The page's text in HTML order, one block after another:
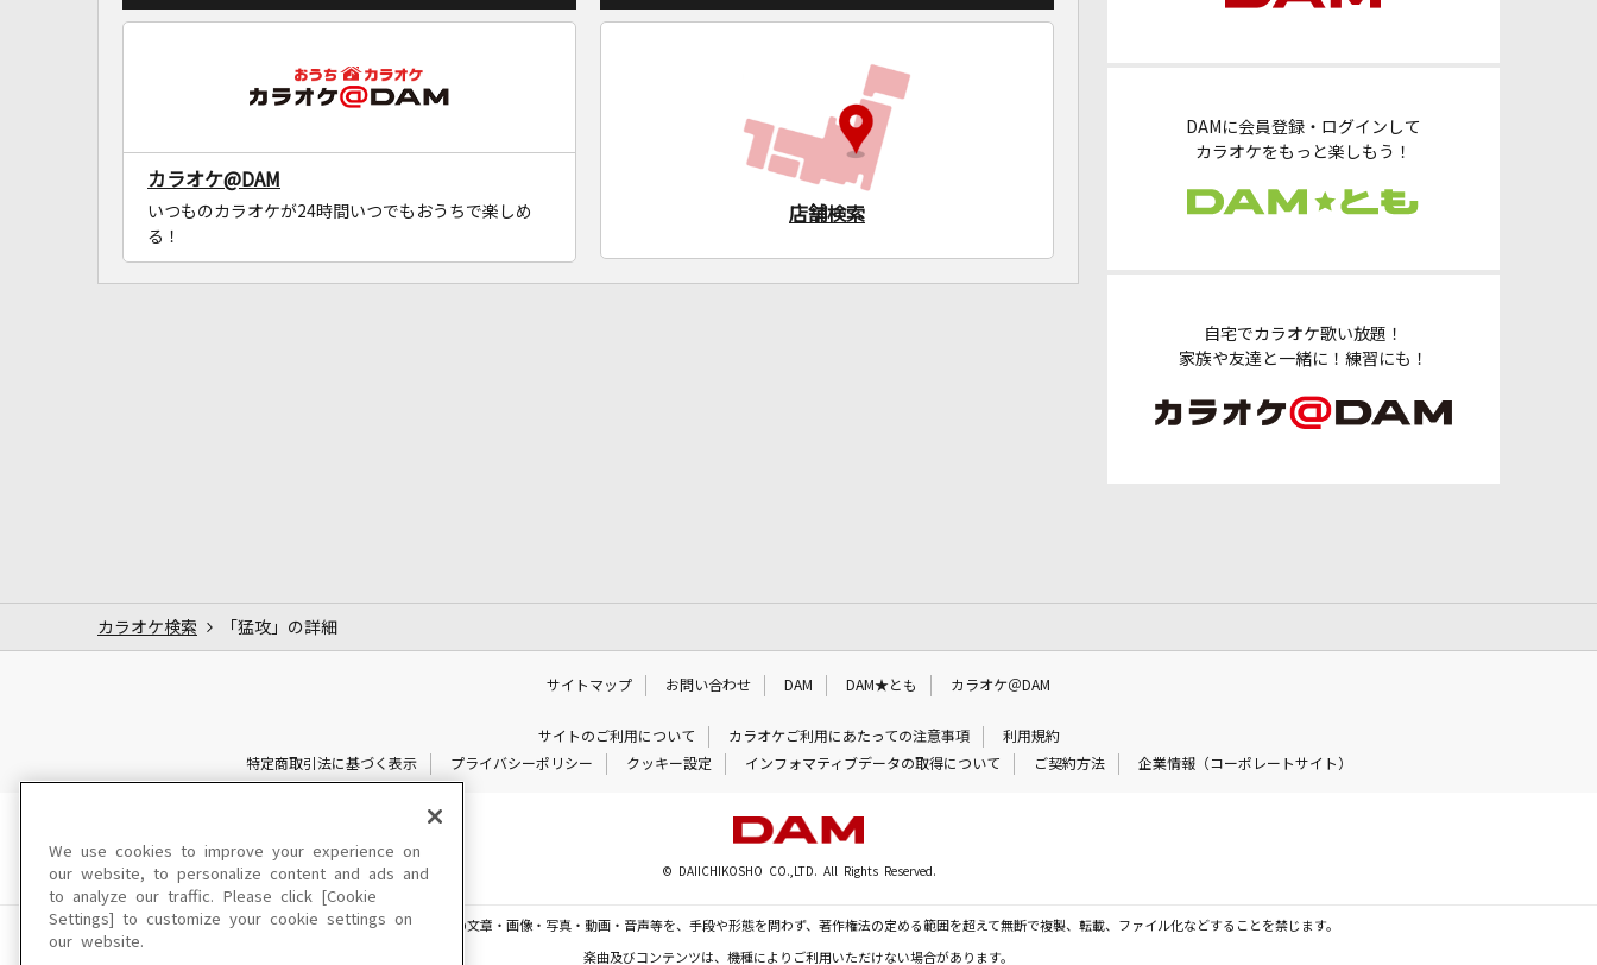
DAMに会員登録・ログインして
カラオケをもっと楽しもう！
自宅でカラオケ歌い放題！
家族や友達と一緒に！練習にも！
カラオケ@DAM
いつものカラオケが24時間いつでもおうちで楽しめ
る！
店舗検索
カラオケ検索 「猛攻」の詳細
サイトマップ お問い合わせ DAM DAM★とも カラオケ＠DAM
サイトのご利用について カラオケご利用にあたっての注意事項
利用規約
特定商取引法に基づく表示
プライバシーポリシー クッキー設定 インフォマティブデータの取得について ご契約方法 企業情報（コーポレートサイト）
© DAIICHIKOSHO CO.,LTD. All Rights Reserved.
このサイトに掲載されている一切の文章・画像・写真・動画・音声等を、手段や形態を問わず、著作権法の定める範囲を超えて無断で複製、転載、ファイル化などすることを禁じます。
楽曲及びコンテンツは、機種によりご利用いただけない場合があります。
We use cookies to improve your experience on
our website, to personalize content and ads and
to analyze our traffic. Please click [Cookie
Settings] to customize your cookie settings on
our website.